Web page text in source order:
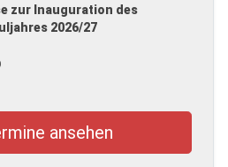
zur Inauguration des
2026/27
ansehen